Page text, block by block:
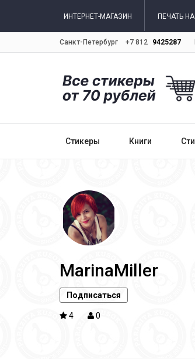
ИНТЕРНЕТ-МАГАЗИН ПЕЧАТЬ
Санкт-Петербург +7 812 9425287
Стикеры Книги
MarinaMiller
Подписаться
4 0